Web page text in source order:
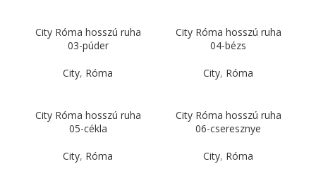
City Róma hosszú ruha
03-púder
City, Róma
City Róma hosszú ruha
04-bézs
City, Róma
City Róma hosszú ruha
05-cékla
City, Róma
City Róma hosszú ruha
06-cseresznye
City, Róma